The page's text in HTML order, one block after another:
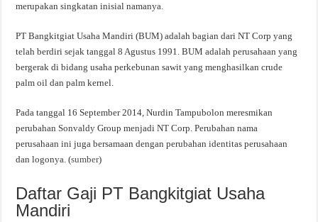
merupakan singkatan inisial namanya.
PT Bangkitgiat Usaha Mandiri (BUM) adalah bagian dari NT Corp yang
telah berdiri sejak tanggal 8 Agustus 1991. BUM adalah perusahaan yang
bergerak di bidang usaha perkebunan sawit yang menghasilkan crude
palm oil dan palm kernel.
Pada tanggal 16 September 2014, Nurdin Tampubolon meresmikan
perubahan Sonvaldy Group menjadi NT Corp. Perubahan nama
perusahaan ini juga bersamaan dengan perubahan identitas perusahaan
dan logonya. (sumber)
Daftar Gaji PT Bangkitgiat Usaha
Mandiri